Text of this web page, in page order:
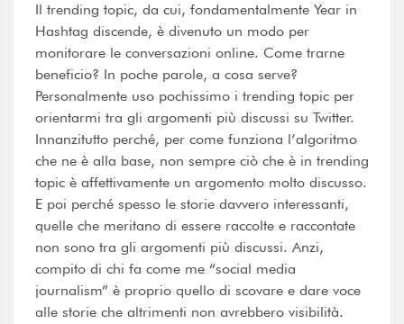
Il trending topic, da cui, fondamentalmente Year in
Hashtag discende, è divenuto un modo per
monitorare le conversazioni online. Come trarne
beneficio? In poche parole, a cosa serve?
Personalmente uso pochissimo i trending topic per
orientarmi tra gli argomenti più discussi su Twitter.
Innanzitutto perché, per come funziona l’algoritmo
che ne è alla base, non sempre ciò che è in trending
topic è affettivamente un argomento molto discusso.
E poi perché spesso le storie davvero interessanti,
quelle che meritano di essere raccolte e raccontate
non sono tra gli argomenti più discussi. Anzi,
compito di chi fa come me “social media
journalism” è proprio quello di scovare e dare voce
alle storie che altrimenti non avrebbero visibilità.